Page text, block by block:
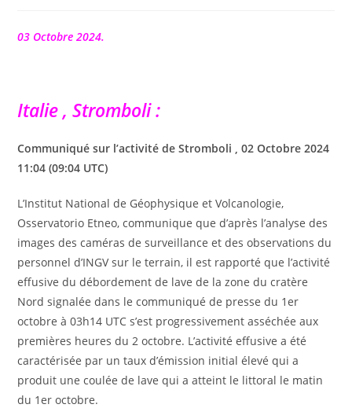
publication :
03 Octobre 2024.
Italie , Stromboli :
Communiqué sur l’activité de Stromboli , 02 Octobre 2024
11:04 (09:04 UTC)
L’Institut National de Géophysique et Volcanologie,
Osservatorio Etneo, communique que d’après l’analyse des
images des caméras de surveillance et des observations du
personnel d’INGV sur le terrain, il est rapporté que l’activité
effusive du débordement de lave de la zone du cratère
Nord signalée dans le communiqué de presse du 1er
octobre à 03h14 UTC s’est progressivement asséchée aux
premières heures du 2 octobre. L’activité effusive a été
caractérisée par un taux d’émission initial élevé qui a
produit une coulée de lave qui a atteint le littoral le matin
du 1er octobre.